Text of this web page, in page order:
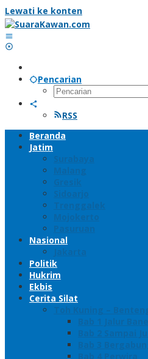
Lewati ke konten
Pencarian
RSS
Beranda
Jatim
Surabaya
Malang
Gresik
Sidoarjo
Trenggalek
Mojokerto
Pasuruan
Nasional
Jakarta
Politik
Hukrim
Ekbis
Cerita Silat
Toh Kuning –
Bab 1 Jalur
Bab 2 Sampai
Bab 3
Bab 4 Perwira